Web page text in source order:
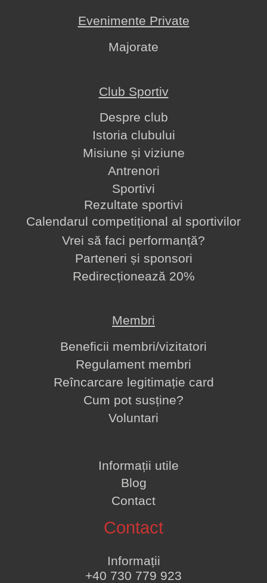
Evenimente Private
Majorate
Club Sportiv
Despre club
Istoria clubului
Misiune și viziune
Antrenori
Sportivi
Rezultate sportivi
Calendarul competițional al sportivilor
Vrei să faci performanță?
Parteneri și sponsori
Redirecționează 20%
Membri
Beneficii membri/vizitatori
Regulament membri
Reîncarcare legitimație card
Cum pot susține?
Voluntari
Informații utile
Blog
Contact
Contact
Informații
+40 730 779 923